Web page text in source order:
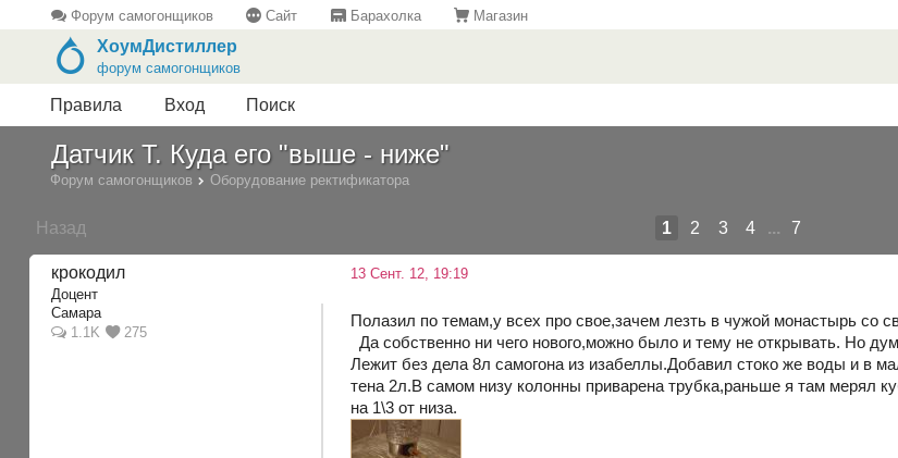
Форум самогонщиков Сайт Барахолка Магазин
ХоумДистиллер
форум самогонщиков
Правила Вход Поиск
Датчик Т. Куда его "выше - ниже"
Форум самогонщиков Оборудование ректификатора
Назад 1 2 3 4 ... 7
крокодил
Доцент
Самара
1.1K
275
13 Сент. 12, 19:19
Полазил по темам,у всех про свое,зачем лезть в чужой монастырь со
Да собственно ни чего нового,можно было и тему не открывать. Но
Лежит без дела 8л самогона из изабеллы.Добавил стоко же воды и в
тена 2л.В самом низу колонны приварена трубка,раньше я там мерял
на 1\3 от низа.